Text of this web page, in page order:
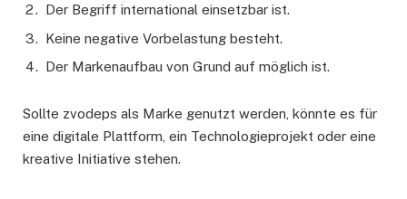
Der Begriff international einsetzbar ist.
Keine negative Vorbelastung besteht.
Der Markenaufbau von Grund auf möglich ist.
Sollte zvodeps als Marke genutzt werden, könnte es für
eine digitale Plattform, ein Technologieprojekt oder eine
kreative Initiative stehen.